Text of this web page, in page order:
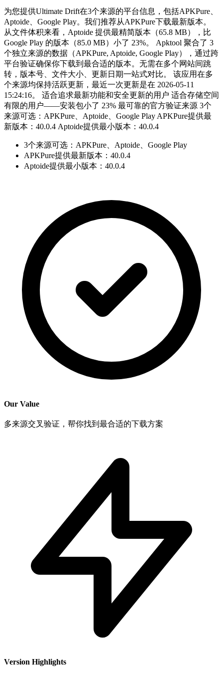
为您提供Ultimate Drift在3个来源的平台信息，包括APKPure、
Aptoide、Google Play。我们推荐从APKPure下载最新版本。
从文件体积来看，Aptoide 提供最精简版本（65.8 MB），比
Google Play 的版本（85.0 MB）小了 23%。 Apktool 聚合了 3
个独立来源的数据（APKPure, Aptoide, Google Play），通过跨
平台验证确保你下载到最合适的版本。无需在多个网站间跳
转，版本号、文件大小、更新日期一站式对比。 该应用在多
个来源均保持活跃更新，最近一次更新是在 2026-05-11
15:24:16。 适合追求最新功能和安全更新的用户 适合存储空间
有限的用户——安装包小了 23% 最可靠的官方验证来源 3个
来源可选：APKPure、Aptoide、Google Play APKPure提供最
新版本：40.0.4 Aptoide提供最小版本：40.0.4
3个来源可选：APKPure、Aptoide、Google Play
APKPure提供最新版本：40.0.4
Aptoide提供最小版本：40.0.4
Our Value
多来源交叉验证，帮你找到最合适的下载方案
Version Highlights